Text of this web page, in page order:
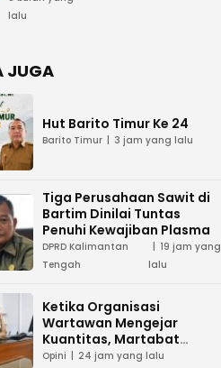
Hari Bela
Juang TNI
AD di
Palangka
Raya
lalu
JUGA
Hut Barito Timur Ke 24
Barito Timur 3 jam yang lalu
Tiga Perusahaan Sawit di
Bartim Dinilai Tuntas
Penuhi Kewajiban Plasma
DPRD Kalimantan
Tengah
19 jam yang
lalu
Ketika Organisasi
Wartawan Mengejar
Kuantitas, Martabat
Profesi Menjadi Taruhan
Opini 24 jam yang lalu